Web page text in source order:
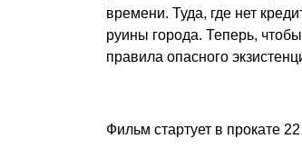
времени. Туда, где нет
руины города. Теперь,
правила опасного
Фильм стартует в прокате